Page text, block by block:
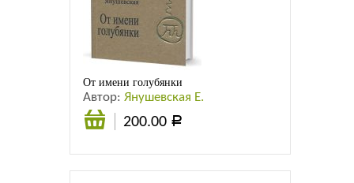
От имени голубянки
Автор:Янушевская Е.
200.00 Р